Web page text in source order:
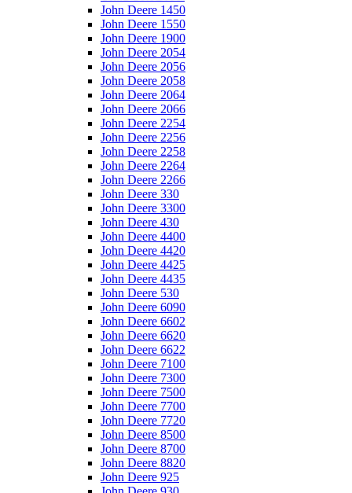
John Deere 1450
John Deere 1550
John Deere 1900
John Deere 2054
John Deere 2056
John Deere 2058
John Deere 2064
John Deere 2066
John Deere 2254
John Deere 2256
John Deere 2258
John Deere 2264
John Deere 2266
John Deere 330
John Deere 3300
John Deere 430
John Deere 4400
John Deere 4420
John Deere 4425
John Deere 4435
John Deere 530
John Deere 6090
John Deere 6602
John Deere 6620
John Deere 6622
John Deere 7100
John Deere 7300
John Deere 7500
John Deere 7700
John Deere 7720
John Deere 8500
John Deere 8700
John Deere 8820
John Deere 925